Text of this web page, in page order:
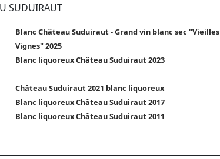
SUDUIRAUT
Blanc Château Suduiraut - Grand vin blanc sec "Vieilles
Vignes" 2025
Blanc liquoreux Château Suduiraut 2023
Château Suduiraut 2021 blanc liquoreux
Blanc liquoreux Château Suduiraut 2017
Blanc liquoreux Château Suduiraut 2011